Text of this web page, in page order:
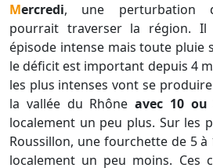
Mercredi, une perturbation
pourrait traverser la région.
épisode intense mais toute pluie
le déficit est important depuis 4
les plus intenses vont se
la vallée du Rhôneavec 10 ou
localement un peu plus. Sur les
Roussillon, une fourchette de 5 à
localement un peu moins. Ces